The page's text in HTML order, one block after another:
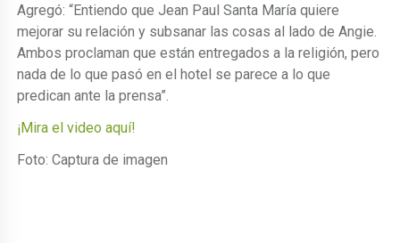
Agregó: “Entiendo que Jean Paul Santa María quiere
mejorar su relación y subsanar las cosas al lado de Angie.
Ambos proclaman que están entregados a la religión, pero
nada de lo que pasó en el hotel se parece a lo que
predican ante la prensa”.
¡Mira el video aquí!
Foto: Captura de imagen